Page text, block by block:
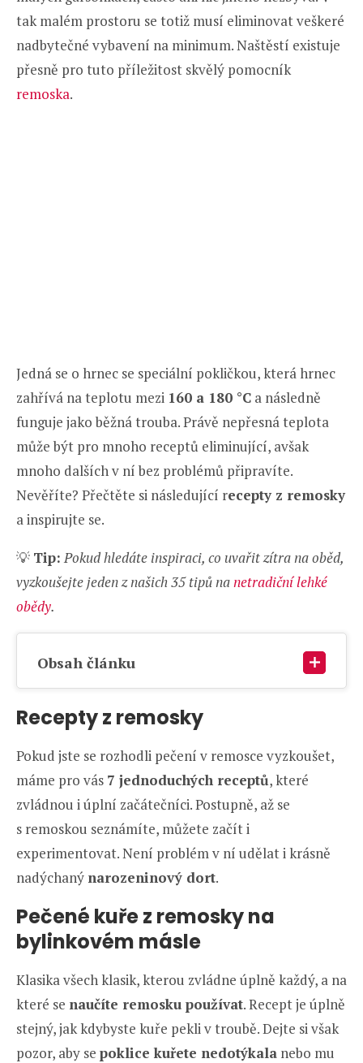
tak malém prostoru se totiž musí eliminovat veškeré
nadbytečné vybavení na minimum. Naštěstí existuje
přesně pro tuto příležitost skvělý pomocník
remoska.
Jedná se o hrnec se speciální pokličkou, která hrnec
zahřívá na teplotu mezi 160 a 180 °C a následně
funguje jako běžná trouba. Právě nepřesná teplota
může být pro mnoho receptů eliminující, avšak
mnoho dalších v ní bez problémů připravíte.
Nevěříte? Přečtěte si následující recepty z remosky
a inspirujte se.
💡 Tip: Pokud hledáte inspiraci, co uvařit zítra na oběd,
vyzkoušejte jeden z našich 35 tipů nanetradiční lehké
obědy.
Obsah článku
Recepty z remosky
Pokud jste se rozhodli pečení v remosce vyzkoušet,
máme pro vás 7 jednoduchých receptů, které
zvládnou i úplní začátečníci. Postupně, až se
s remoskou seznámíte, můžete začít i
experimentovat. Není problém v ní udělat i krásně
nadýchaný narozeninový dort.
Pečené kuře z remosky na
bylinkovém másle
Klasika všech klasik, kterou zvládne úplně každý, a na
které se naučíte remosku používat. Recept je úplně
stejný, jak kdybyste kuře pekli v troubě. Dejte si však
pozor, aby se poklice kuřete nedotýkala nebo mu